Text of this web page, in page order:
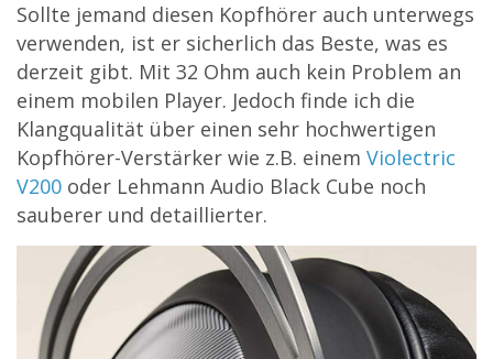
Sollte jemand diesen Kopfhörer auch unterwegs
verwenden, ist er sicherlich das Beste, was es
derzeit gibt. Mit 32 Ohm auch kein Problem an
einem mobilen Player. Jedoch finde ich die
Klangqualität über einen sehr hochwertigen
Kopfhörer-Verstärker wie z.B. einem Violectric
V200 oder Lehmann Audio Black Cube noch
sauberer und detaillierter.